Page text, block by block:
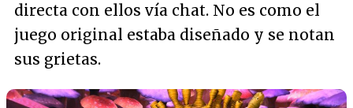
directa con ellos vía chat. No es como el
juego original estaba diseñado y se notan
sus grietas.